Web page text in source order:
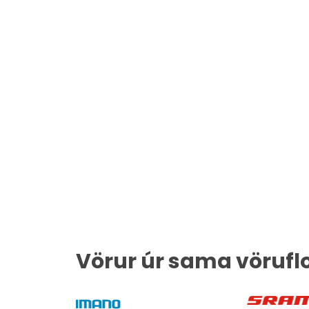
Vörur úr sama